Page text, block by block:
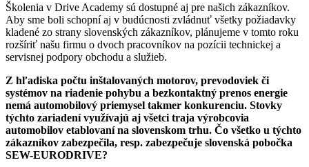
Školenia v Drive Academy sú dostupné aj pre našich zákazníkov.
Aby sme boli schopní aj v budúcnosti zvládnuť všetky požiadavky
kladené zo strany slovenských zákazníkov, plánujeme v tomto roku
rozšíriť našu firmu o dvoch pracovníkov na pozícii technickej a
servisnej podpory obchodu a služieb.
Z hľadiska počtu inštalovaných motorov, prevodoviek či
systémov na riadenie pohybu a bezkontaktný prenos energie
nemá automobilový priemysel takmer konkurenciu. Stovky
týchto zariadení využívajú aj všetci traja výrobcovia
automobilov etablovaní na slovenskom trhu. Čo všetko u týchto
zákazníkov zabezpečila, resp. zabezpečuje slovenská pobočka
SEW-EURODRIVE?